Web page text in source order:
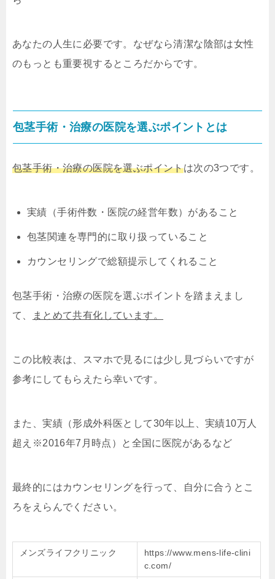
あなたの人生に必要です。なぜなら清潔な陰部は女性
のもっとも重要視するところだからです。
包茎手術・治療の医院を選ぶポイントとは
包茎手術・治療の医院を選ぶポイントは次の3つです。
実績（手術件数・医院の経営年数）があること
包茎関連を専門的に取り扱っていること
カウンセリングで総額提示してくれること
包茎手術・治療の医院を選ぶポイントを踏まえまし
て、
まとめて共有化しています。
この比較表は、スマホで見るには少し見づらいですが
参考にしてもらえたら幸いです。
また、実績（形成外科医として30年以上、実績10万人
超え※2016年7月時点）と全国に医院があるなど
最終的にはカウンセリングを行って、自分に合うとこ
ろをえらんでください。
メンズライフクリニック
https://www.mens-life-clini
c.com/